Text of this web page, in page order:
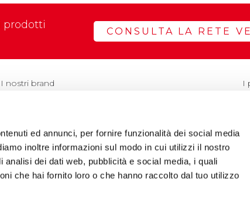
ed annunci, per fornire funzionalità dei social media
inoltre informazioni sul modo in cui utilizzi il nostro
dei dati web, pubblicità e social media, i quali
che hai fornito loro o che hanno raccolto dal tuo utilizzo
prodotti
CONSULTA LA RETE
I nostri brand
VAI AL SITO VAI AL SITO
I